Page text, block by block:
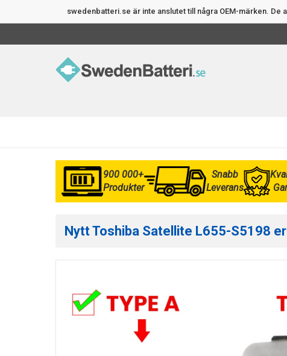
swedenbatteri.se är inte anslutet till några OEM-märken.
900 000+
Produkter
Snabb
Leverans
Nytt Toshiba Satellite L655-S5198